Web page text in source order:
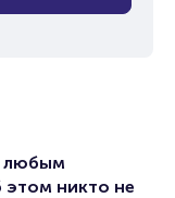
любым
этом никто не